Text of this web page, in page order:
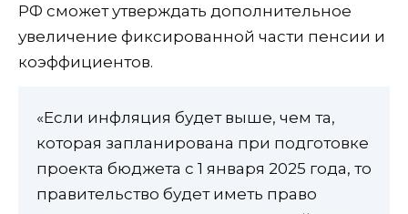
РФ сможет утверждать дополнительное
увеличение фиксированной части пенсии и
коэффициентов.
«Если инфляция будет выше, чем та,
которая запланирована при подготовке
проекта бюджета с 1 января 2025 года, то
правительство будет иметь право